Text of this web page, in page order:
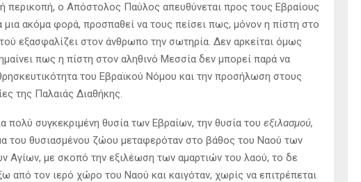
περικοπή, ο Απόστολος Παύλος απευθύνεται προς τους Εβραίους
μια ακόμα φορά, προσπαθεί να τους πείσει πως, μόνον η πίστη στο
εξασφαλίζει στον άνθρωπο την σωτηρία. Δεν αρκείται όμως
πως η πίστη στον αληθινό Μεσσία δεν μπορεί παρά να
του Εβραϊκού Νόμου και την προσήλωση στους
της Παλαιάς Διαθήκης.
πολύ συγκεκριμένη θυσία των Εβραίων, την θυσία του εξιλασμού,
του θυσιασμένου ζώου μεταφερόταν στο βάθος του Ναού των
Αγίων, με σκοπό την εξιλέωση των αμαρτιών του λαού, το δε
από τον ιερό χώρο του Ναού και καιγόταν, χωρίς να επιτρέπεται